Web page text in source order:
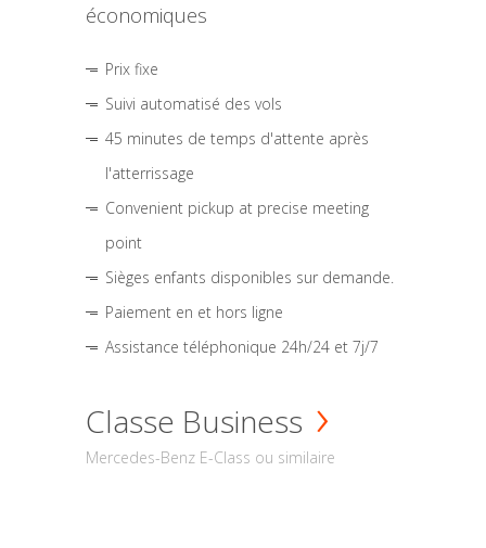
économiques
Prix fixe
Suivi automatisé des vols
45 minutes de temps d'attente après
l'atterrissage
Convenient pickup at precise meeting
point
Sièges enfants disponibles sur demande.
Paiement en et hors ligne
Assistance téléphonique 24h/24 et 7j/7
Classe Business
Mercedes-Benz E-Class ou similaire